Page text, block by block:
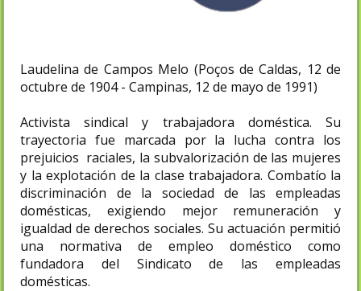
Laudelina de Campos Melo (Poços de Caldas, 12 de
octubre de 1904 - Campinas, 12 de mayo de 1991)
Activista sindical y trabajadora doméstica. Su
trayectoria fue marcada por la lucha contra los
prejuicios raciales, la subvalorización de las mujeres
y la explotación de la clase trabajadora. Combatío la
discriminación de la sociedad de las empleadas
domésticas, exigiendo mejor remuneración y
igualdad de derechos sociales. Su actuación permitió
una normativa de empleo doméstico como
fundadora del Sindicato de las empleadas
domésticas.